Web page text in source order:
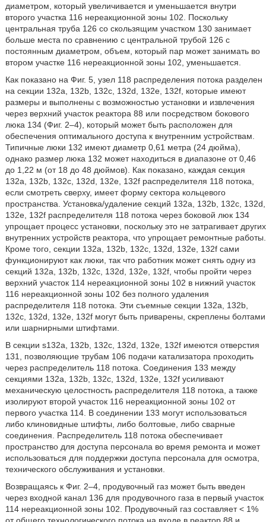
диаметром, который увеличивается и уменьшается внутри
второго участка 116 нереакционной зоны 102. Поскольку
центральная труба 126 со скользящим участком 130 занимает
больше места по сравнению с центральной трубой 126 с
постоянным диаметром, объем, который пар может занимать во
втором участке 116 нереакционной зоны 102, уменьшается.
Как показано на Фиг. 5, узел 118 распределения потока разделен
на секции 132a, 132b, 132c, 132d, 132e, 132f, которые имеют
размеры и выполнены с возможностью установки и извлечения
через верхний участок реактора 88 или посредством бокового
люка 134 (Фиг. 2–4), который может быть расположен для
обеспечения оптимального доступа к внутренним устройствам.
Типичные люки 132 имеют диаметр 0,61 метра (24 дюйма),
однако размер люка 132 может находиться в диапазоне от 0,46
до 1,22 м (от 18 до 48 дюймов). Как показано, каждая секция
132a, 132b, 132c, 132d, 132e, 132f распределителя 118 потока,
если смотреть сверху, имеет форму сектора кольцевого
пространства. Установка/удаление секций 132a, 132b, 132c, 132d,
132e, 132f распределителя 118 потока через боковой люк 134
упрощает процесс установки, поскольку это не затрагивает других
внутренних устройств реактора, что упрощает ремонтные работы.
Кроме того, секции 132a, 132b, 132c, 132d, 132e, 132f сами
функционируют как люки, так что работник может снять одну из
секций 132a, 132b, 132c, 132d, 132e, 132f, чтобы пройти через
верхний участок 114 нереакционной зоны 102 в нижний участок
116 нереакционной зоны 102 без полного удаления
распределителя 118 потока. Эти съемные секции 132a, 132b,
132c, 132d, 132e, 132f могут быть приварены, скреплены болтами
или шарнирными штифтами.
В секции s132a, 132b, 132c, 132d, 132e, 132f имеются отверстия
131, позволяющие трубам 106 подачи катализатора проходить
через распределитель 118 потока. Соединения 133 между
секциями 132a, 132b, 132c, 132d, 132e, 132f усиливают
механическую целостность распределителя 118 потока, а также
изолируют второй участок 116 нереакционной зоны 102 от
первого участка 114. В соединении 133 могут использоваться
либо клиновидные штифты, либо болтовые, либо сварные
соединения. Распределитель 118 потока обеспечивает
пространство для доступа персонала во время ремонта и может
использоваться для поддержки доступа персонала для осмотра,
технического обслуживания и установки.
Возвращаясь к Фиг. 2–4, продувочный газ может быть введен
через входной канал 136 для продувочного газа в первый участок
114 нереакционной зоны 102. Продувочный газ составляет < 1%